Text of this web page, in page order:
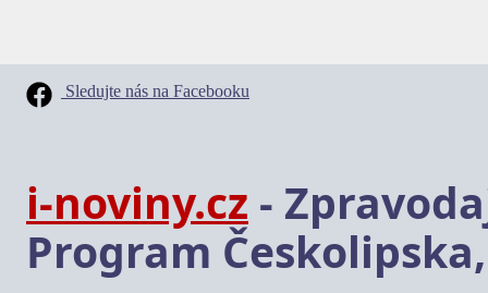
Sledujte nás na Facebooku
i-noviny.cz -
Program